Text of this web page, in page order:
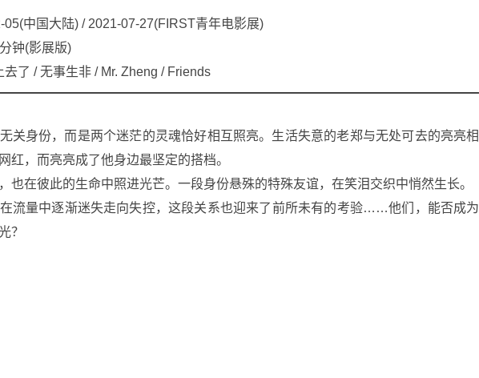
05(中国大陆) / 2021-07-27(FIRST青年电影展)
钟(影展版)
了 / 无事生非 / Mr. Zheng / Friends
身份，而是两个迷茫的灵魂恰好相互照亮。生活失意的老郑与无处可去的亮亮相
红，而亮亮成了他身边最坚定的搭档。
在彼此的生命中照进光芒。一段身份悬殊的特殊友谊，在笑泪交织中悄然生长。
量中逐渐迷失走向失控，这段关系也迎来了前所未有的考验……他们，能否成为
？